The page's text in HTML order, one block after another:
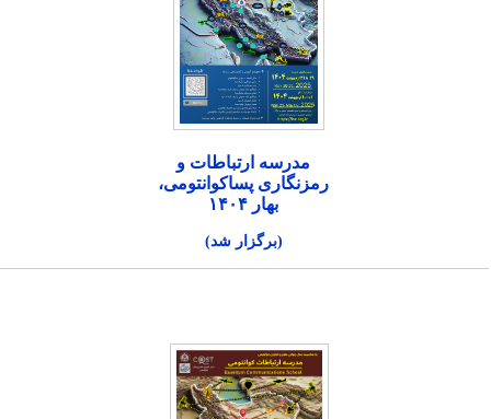
مدرسه ارتباطات و
رمزنگاری پساکوانتومی،
بهار ۱۴۰۴
(برگزار شد)